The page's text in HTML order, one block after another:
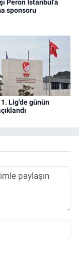
Peron İstanbul'a
sponsoru
Lig'de günün